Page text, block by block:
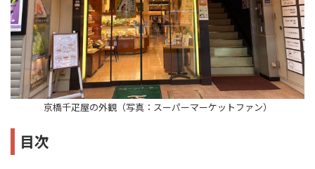
京橋千疋屋の外観（写真：スーパーマーケットファン）
目次